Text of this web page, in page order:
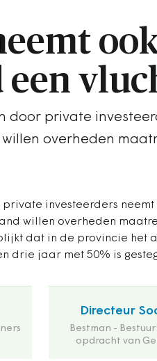
een
door private
overheden
investeerders
willen overheden
dat in de provincie het
drie jaar met 50% is
Directeur
Bestman -
opdracht van